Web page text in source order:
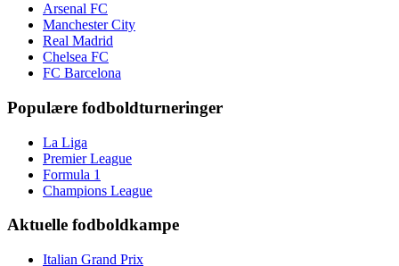
Arsenal FC
Manchester City
Real Madrid
Chelsea FC
FC Barcelona
Populære fodboldturneringer
La Liga
Premier League
Formula 1
Champions League
Aktuelle fodboldkampe
Italian Grand Prix